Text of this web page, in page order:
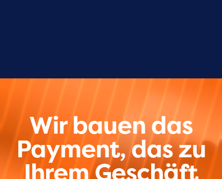
Wir bauen das
Payment, das zu
Ihrem Geschäft